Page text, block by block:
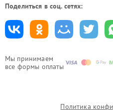
Мы принимаем
все формы оплаты
Поделиться в соц. сетях:
Политика